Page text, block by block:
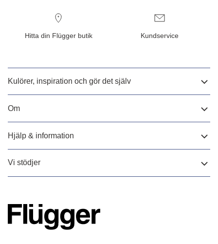
Hitta din Flügger butik Kundservice
Kulörer, inspiration och gör det själv
Om
Hjälp & information
Vi stödjer